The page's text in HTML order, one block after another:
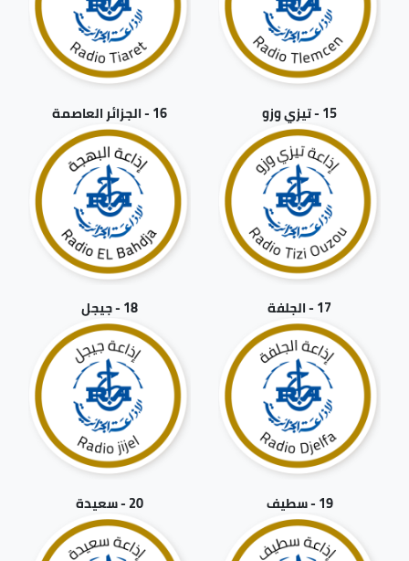
15 - تيزي وزو 16 - الجزائر العاصمة
17 - الجلفة 18 - جيجل
19 - سطيف 20 - سعيدة